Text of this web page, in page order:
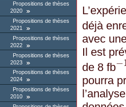
Propositions de thèses
2020
Propositions de thèses
2021
Propositions de thèses
2022
Propositions de thèses
2023
Propositions de thèses
2024
Propositions de thèses
2010
déjà
avec
Il est
de 8 fb−
pourra